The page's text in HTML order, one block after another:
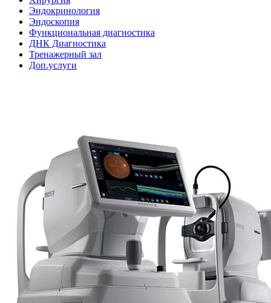
Эндокринология
Эндоскопия
Функциональная диагностика
ДНК Диагностика
Тренажерный зал
Доп.услуги